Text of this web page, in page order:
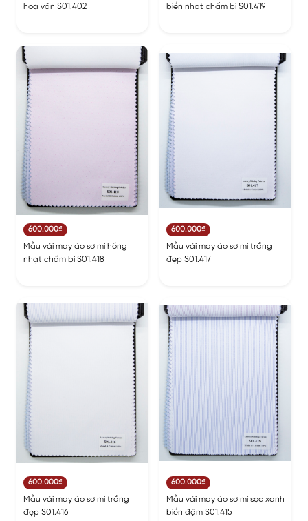
hoa văn S01.402
biển nhạt chấm bi S01.419
600.000₫
Mẫu vải may áo sơ mi hồng
nhạt chấm bi S01.418
600.000₫
Mẫu vải may áo sơ mi trắng
đẹp S01.417
600.000₫
Mẫu vải may áo sơ mi trắng
đẹp S01.416
600.000₫
Mẫu vải may áo sơ mi sọc xanh
biển đậm S01.415